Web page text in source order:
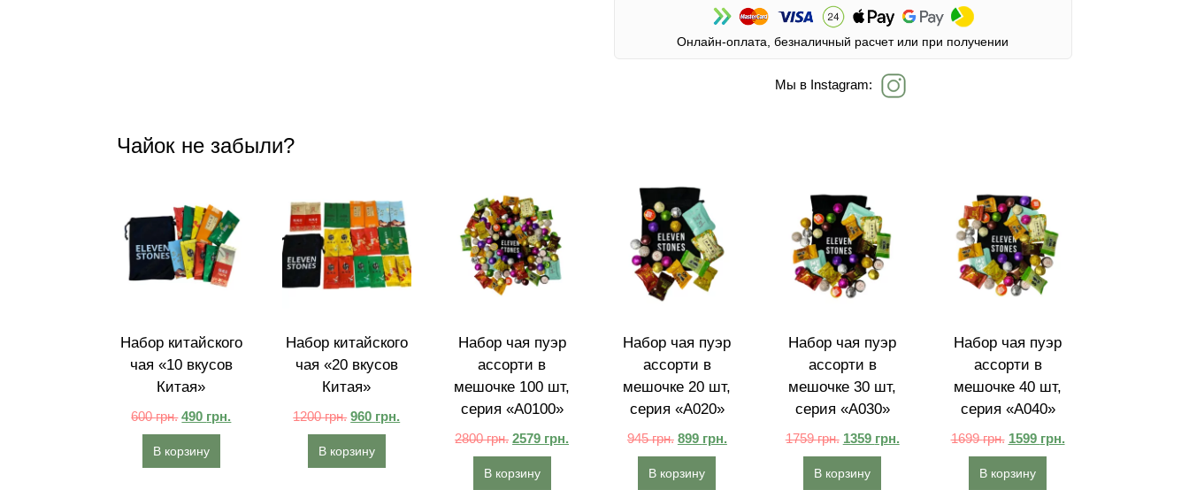
Онлайн-оплата, безналичный расчет или при получении
Мы в Instagram:
Чайок не забыли?
Набор китайского
чая «10 вкусов
Китая»
600грн. 490 грн.
В корзину
Набор китайского
чая «20 вкусов
Китая»
1200грн. 960 грн.
В корзину
Набор чая пуэр
ассорти в
мешочке 100 шт,
серия «A0100»
2800грн. 2579 грн.
В корзину
Набор чая пуэр
ассорти в
мешочке 20 шт,
серия «A020»
945грн. 899 грн.
В корзину
Набор чая пуэр
ассорти в
мешочке 30 шт,
серия «A030»
1759грн. 1359 грн.
В корзину
Набор чая пуэр
ассорти в
мешочке 40 шт,
серия «A040»
1699грн. 1599 грн.
В корзину